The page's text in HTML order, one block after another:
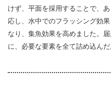
けず、平面を採用することで、
応し、水中でのフラッシング効
なり、集魚効果を高めました。
に、必要な要素を全て詰め込んだ